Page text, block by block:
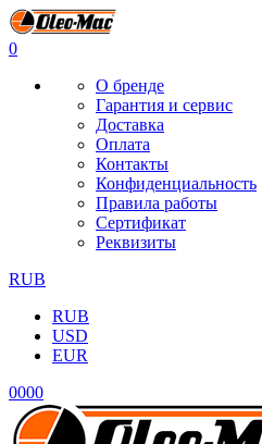
0
О бренде
Гарантия и сервис
Доставка
Оплата
Контакты
Конфиденциальность
Правила работы
Сертификат
Реквизиты
RUB
RUB
USD
EUR
0000